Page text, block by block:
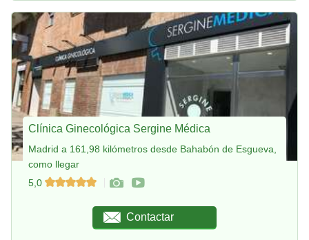
Clínica Ginecológica Sergine Médica
Madrid a 161,98 kilómetros desde Bahabón de Esgueva,
como llegar
5,0
Contactar